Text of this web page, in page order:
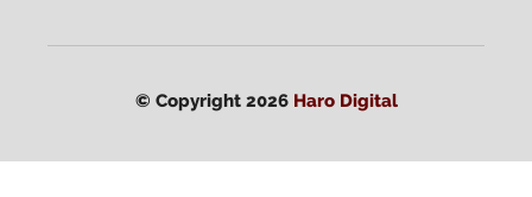
© Copyright 2026 Haro Digital